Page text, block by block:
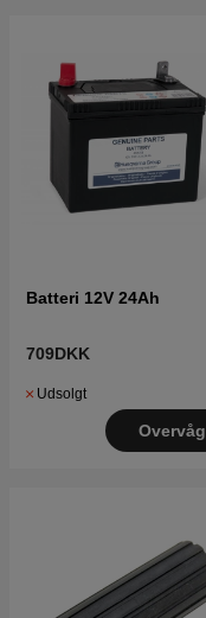
Batteri 12V 24Ah
709DKK
Udsolgt
Overvåg